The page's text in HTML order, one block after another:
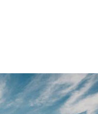
-ヨーロッパ結婚式・挙式-
-ヨーロッパ結婚式・挙式-
ーロッパフォトウェディング-